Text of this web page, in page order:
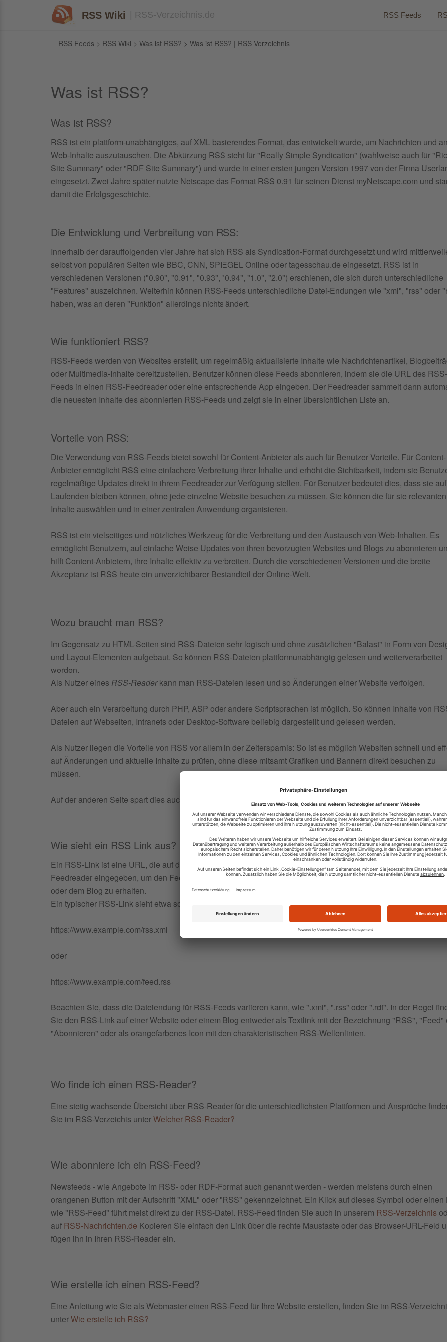
RSS Wiki | RSS-Verzeichnis.de RSS Feeds
RSS Feeds > RSS Wiki > Was ist RSS? > Was ist RSS? | RSS Verzeichnis
Was ist RSS?
Was ist RSS?
RSS ist ein plattform-unabhängiges, auf XML basierendes Format, das entwickelt wurde, um Nachrichten und
Web-Inhalte auszutauschen. Die Abkürzung RSS steht für "Really Simple Syndication" (wahlweise auch für
Site Summary" oder "RDF Site Summary") und wurde in einer ersten jungen Version 1997 von der Firma
eingesetzt. Zwei Jahre später nutzte Netscape das Format RSS 0.91 für seinen Dienst myNetscape.com und
damit die Erfolgsgeschichte.
Die Entwicklung und Verbreitung von RSS:
Innerhalb der darauffolgenden vier Jahre hat sich RSS als Syndication-Format durchgesetzt und wird
selbst von populären Seiten wie BBC, CNN, SPIEGEL Online oder tagesschau.de eingesetzt. RSS ist in
verschiedenen Versionen ("0.90", "0.91", "0.93", "0.94", "1.0", "2.0") erschienen, die sich durch unterschiedliche
"Features" auszeichnen. Weiterhin können RSS-Feeds unterschiedliche Datei-Endungen wie "xml", "rss" oder
haben, was an deren "Funktion" allerdings nichts ändert.
Wie funktioniert RSS?
RSS-Feeds werden von Websites erstellt, um regelmäßig aktualisierte Inhalte wie Nachrichtenartikel,
oder Multimedia-Inhalte bereitzustellen. Benutzer können diese Feeds abonnieren, indem sie die URL des RSS-
Feeds in einen RSS-Feedreader oder eine entsprechende App eingeben. Der Feedreader sammelt dann
die neuesten Inhalte des abonnierten RSS-Feeds und zeigt sie in einer übersichtlichen Liste an.
Vorteile von RSS:
Die Verwendung von RSS-Feeds bietet sowohl für Content-Anbieter als auch für Benutzer Vorteile. Für Content-
Anbieter ermöglicht RSS eine einfachere Verbreitung ihrer Inhalte und erhöht die Sichtbarkeit, indem sie
regelmäßige Updates direkt in ihrem Feedreader zur Verfügung stellen. Für Benutzer bedeutet dies, dass sie
Laufenden bleiben können, ohne jede einzelne Website besuchen zu müssen. Sie können die für sie relevanten
Inhalte auswählen und in einer zentralen Anwendung organisieren.
RSS ist ein vielseitiges und nützliches Werkzeug für die Verbreitung und den Austausch von Web-Inhalten. Es
ermöglicht Benutzern, auf einfache Weise Updates von ihren bevorzugten Websites und Blogs zu abonnieren
hilft Content-Anbietern, ihre Inhalte effektiv zu verbreiten. Durch die verschiedenen Versionen und die breite
Akzeptanz ist RSS heute ein unverzichtbarer Bestandteil der Online-Welt.
Wozu braucht man RSS?
Im Gegensatz zu HTML-Seiten sind RSS-Dateien sehr logisch und ohne zusätzlichen "Balast" in Form von
und Layout-Elementen aufgebaut. So können RSS-Dateien plattformunabhängig gelesen und weiterverarbeitet
werden.
Als Nutzer eines RSS-Readerkann man RSS-Dateien lesen und so Änderungen einer Website verfolgen.
Aber auch ein Verarbeitung durch PHP, ASP oder andere Scriptsprachen ist möglich. So können Inhalte von
Dateien auf Webseiten, Intranets oder Desktop-Software beliebig dargestellt und gelesen werden.
Als Nutzer liegen die Vorteile von RSS vor allem in der Zeitersparnis: So ist es möglich Websiten schnell und
auf Änderungen und aktuelle Inhalte zu prüfen, ohne diese mitsamt Grafiken und Bannern direkt besuchen zu
müssen.
Auf der anderen Seite spart dies auch Traffic und Downloadzeit.
Wie sieht ein RSS Link aus?
Ein RSS-Link ist eine URL, die auf die XML-Datei des RSS-Feeds verweist. Diese URL wird in einen RSS-
Feedreader eingegeben, um den Feed zu abonnieren und die neuesten Updates von der entsprechenden
oder dem Blog zu erhalten.
Ein typischer RSS-Link sieht etwa so aus:
https://www.example.com/rss.xml
oder
https://www.example.com/feed.rss
Beachten Sie, dass die Dateiendung für RSS-Feeds variieren kann, wie ".xml", ".rss" oder ".rdf". In der Regel
Sie den RSS-Link auf einer Website oder einem Blog entweder als Textlink mit der Bezeichnung "RSS", "Feed"
"Abonnieren" oder als orangefarbenes Icon mit den charakteristischen RSS-Wellenlinien.
Wo finde ich einen RSS-Reader?
Eine stetig wachsende Übersicht über RSS-Reader für die unterschiedlichsten Plattformen und Ansprüche
Sie im RSS-Verzeichis unterWelcher RSS-Reader?
Wie abonniere ich ein RSS-Feed?
Newsfeeds - wie Angebote im RSS- oder RDF-Format auch genannt werden - werden meistens durch einen
orangenen Button mit der Aufschrift "XML" oder "RSS" gekennzeichnet. Ein Klick auf dieses Symbol oder einen
wie "RSS-Feed" führt meist direkt zu der RSS-Datei. RSS-Feed finden Sie auch in unserem RSS-Verzeichnis
auf RSS-Nachrichten.de Kopieren Sie einfach den Link über die rechte Maustaste oder das Browser-URL-Feld
fügen ihn in Ihren RSS-Reader ein.
Wie erstelle ich einen RSS-Feed?
Eine Anleitung wie Sie als Webmaster einen RSS-Feed für Ihre Website erstellen, finden Sie im RSS-
unterWie erstelle ich RSS?